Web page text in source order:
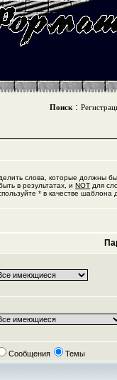
Поиск :
слова, которые должны
в результатах, и NOT для
* в качестве шаблона
Сообщения Темы